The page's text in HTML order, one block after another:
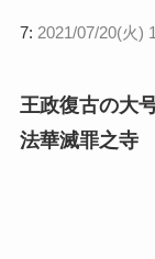
7: 2021/07/20(火)
王政復古の大
法華滅罪之寺